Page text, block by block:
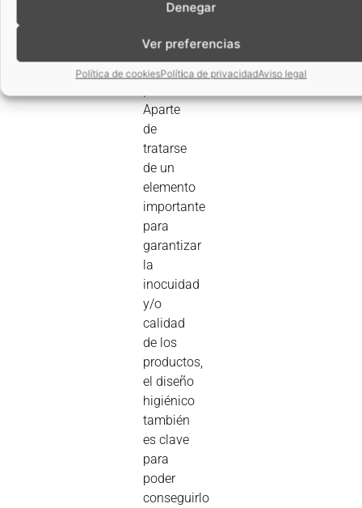
Denegar
Ver preferencias
Política de cookiesPolítica de privacidadAviso legal
el riesgo
contaminación
de los
Aparte
de
tratarse
de un
elemento
importante
para
garantizar
la
inocuidad
y/o
calidad
de los
productos,
el diseño
higiénico
también
es clave
para
poder
conseguirlo